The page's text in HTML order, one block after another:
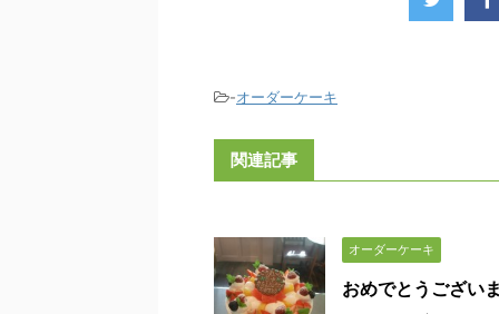
-オーダーケーキ
関連記事
オーダーケーキ
おめでとうござい